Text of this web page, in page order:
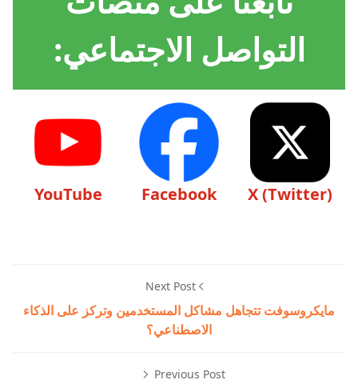
التواصل الاجتماعي:
X (Twitter)
Facebook
YouTube
Next Post
مايكروسوفت تتجاهل مشاكل المستخدمين وتركز على الذكاء
الاصطناعي؟
Previous Post